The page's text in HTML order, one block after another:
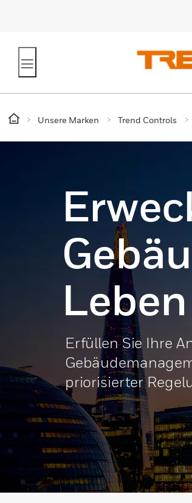
Unsere Marken Trend Controls
Leben
Erfüllen Sie Ihre
priorisierter